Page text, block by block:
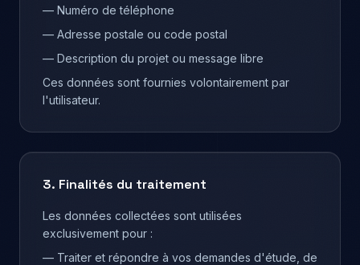
— Numéro de téléphone
— Adresse postale ou code postal
— Description du projet ou message libre
Ces données sont fournies volontairement par
l'utilisateur.
3. Finalités du traitement
Les données collectées sont utilisées
exclusivement pour :
— Traiter et répondre à vos demandes d'étude, de